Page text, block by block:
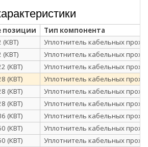
позиции Тип компонента
(КВТ) Уплотнитель кабельных
(КВТ) Уплотнитель кабельных
(КВТ) Уплотнитель кабельных
(КВТ) Уплотнитель кабельных
(КВТ) Уплотнитель кабельных
(КВТ) Уплотнитель кабельных
(КВТ) Уплотнитель кабельных
(КВТ) Уплотнитель кабельных
(КВТ) Уплотнитель кабельных